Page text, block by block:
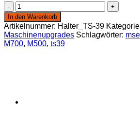
Halter
für
Werkzeuglängensensor
TS-
39
Menge
In den Warenkorb
Artikelnummer: Halter_TS-39
Maschinenupgrades Schlagwörter:
M700, M500, ts39